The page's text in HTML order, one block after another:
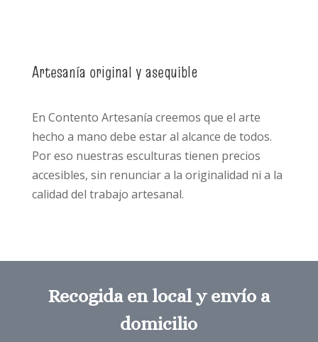
Artesanía original y asequible
En Contento Artesanía creemos que el arte
hecho a mano debe estar al alcance de todos.
Por eso nuestras esculturas tienen precios
accesibles, sin renunciar a la originalidad ni a la
calidad del trabajo artesanal.
Recogida en local y envío a
domicilio